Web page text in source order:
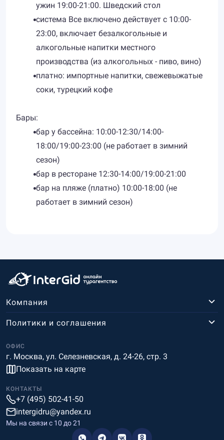
ужин 19:00-21:00. Шведский стол
система Все включено действует с 10:00-
23:00, включает безалкогольные и
алкогольные напитки местного
производства (из алкогольных - пиво, вино)
платно: импортные напитки, свежевыжатые
соки, турецкий кофе
Бары:
бар у бассейна: 10:00-12:30/14:00-
18:00/19:00-23:00 (не работает в зимний
сезон)
бар в ресторане 12:30-14:00/19:00-21:00
бар на пляже (платно) 10:00-18:00 (не
работает в зимний сезон)
Компания
ОФИС
г. Москва, ул. Селезневская, д. 24-26, стр. 3
Показать на карте
Политики и соглашения
КОНТАКТЫ
+7 (495) 502-41-50
intergidru@yandex.ru
Мы на связи c 10 до 21